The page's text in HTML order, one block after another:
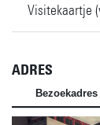
Visitekaartje
ADRES
Bezoekadres